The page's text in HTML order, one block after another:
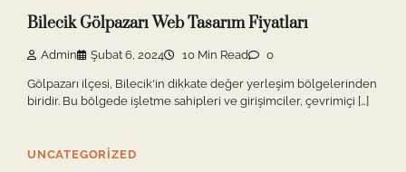
Bilecik Gölpazarı Web Tasarım Fiyatları
Admin Şubat 6, 2024 10 Min Read 0
Gölpazarı ilçesi, Bilecik'in dikkate değer yerleşim bölgelerinden
biridir. Bu bölgede işletme sahipleri ve girişimciler, çevrimiçi […]
UNCATEGORIZED